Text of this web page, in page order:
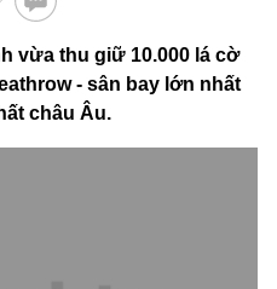
vừa thu giữ 10.000 lá cờ
- sân bay lớn nhất
châu Âu.